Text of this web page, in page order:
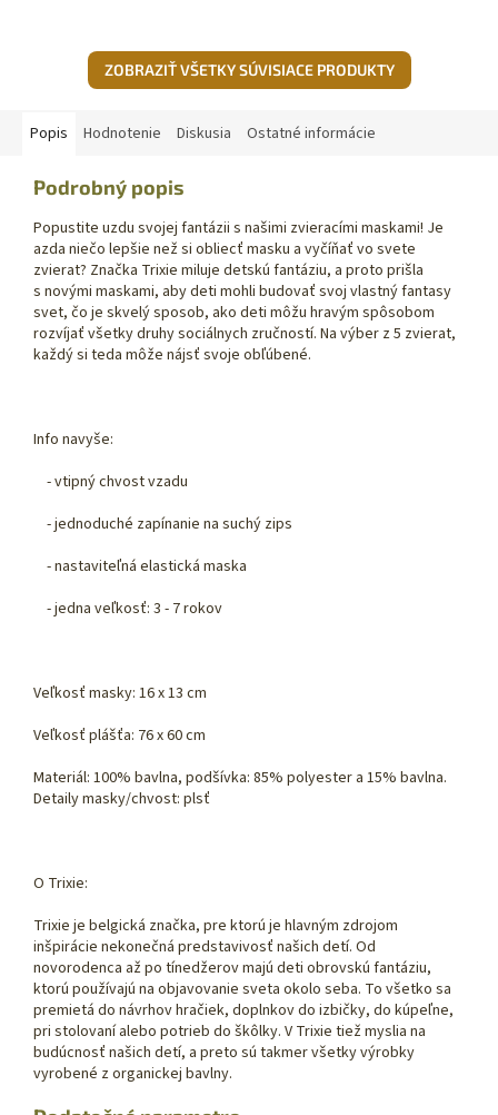
ZOBRAZIŤ VŠETKY SÚVISIACE PRODUKTY
Popis Hodnotenie Diskusia Ostatné informácie
Podrobný popis
Popustite uzdu svojej fantázii s našimi zvieracími maskami! Je
azda niečo lepšie než si obliecť masku a vyčíňať vo svete
zvierat? Značka Trixie miluje detskú fantáziu, a proto prišla
s novými maskami, aby deti mohli budovať svoj vlastný fantasy
svet, čo je skvelý sposob, ako deti môžu hravým spôsobom
rozvíjať všetky druhy sociálnych zručností. Na výber z 5 zvierat,
každý si teda môže nájsť svoje obľúbené.
Info navyše:
- vtipný chvost vzadu
- jednoduché zapínanie na suchý zips
- nastaviteľná elastická maska
- jedna veľkosť: 3 - 7 rokov
Veľkosť masky: 16 x 13 cm
Veľkosť plášťa: 76 x 60 cm
Materiál: 100% bavlna, podšívka: 85% polyester a 15% bavlna.
Detaily masky/chvost: plsť
O Trixie:
Trixie je belgická značka, pre ktorú je hlavným zdrojom
inšpirácie nekonečná predstavivosť našich detí. Od
novorodenca až po tínedžerov majú deti obrovskú fantáziu,
ktorú používajú na objavovanie sveta okolo seba. To všetko sa
premietá do návrhov hračiek, doplnkov do izbičky, do kúpeľne,
pri stolovaní alebo potrieb do škôlky. V Trixie tiež myslia na
budúcnosť našich detí, a preto sú takmer všetky výrobky
vyrobené z organickej bavlny.